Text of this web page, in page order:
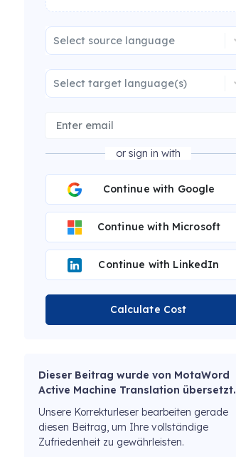
Select source language
Select target language(s)
or sign in with
Continue with Google
Continue with Microsoft
Continue with LinkedIn
Calculate Cost
Dieser Beitrag wurde von MotaWord
Active Machine Translation übersetzt.
Unsere Korrekturleser bearbeiten gerade
diesen Beitrag, um Ihre vollständige
Zufriedenheit zu gewährleisten.